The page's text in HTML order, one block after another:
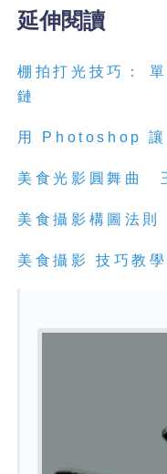
延伸閱讀
棚拍打光技巧：
鏈
用 Photoshop 讓
美食光影圓舞曲
美食攝影構圖法
美食攝影 技巧教學